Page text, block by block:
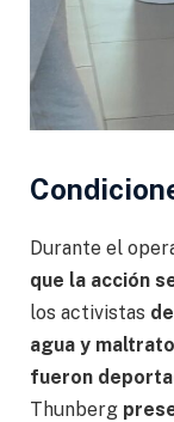
Durante el
que la acción
los activistas
agua y maltrato
fueron
Thunberg